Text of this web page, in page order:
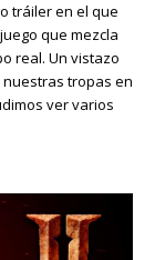
tráiler en el que
que mezcla
real. Un vistazo
tropas en
ver varios